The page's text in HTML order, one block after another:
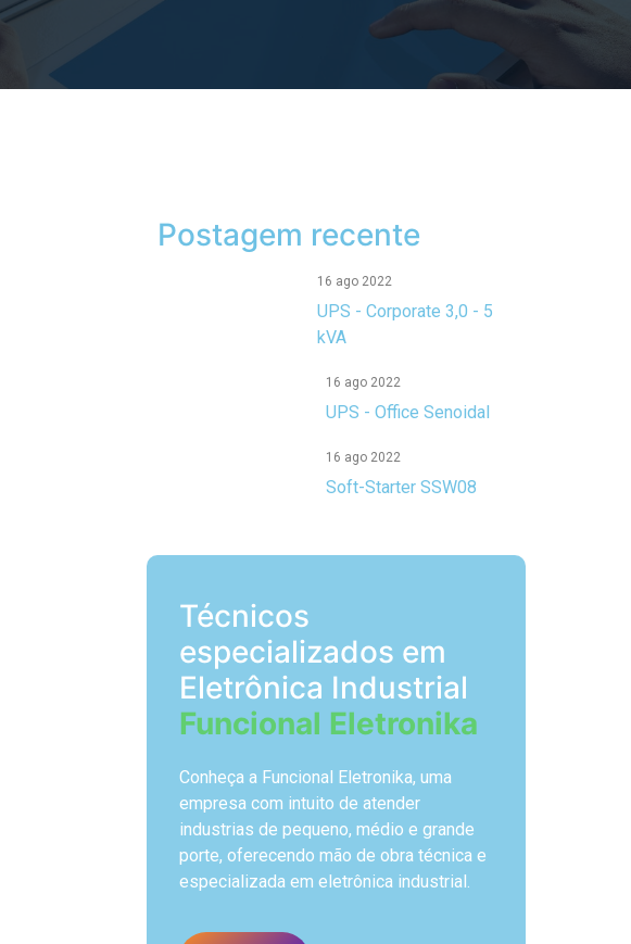
Postagem recente
16 ago 2022
UPS - Corporate 3,0 - 5
kVA
16 ago 2022
UPS - Office Senoidal
16 ago 2022
Soft-Starter SSW08
Técnicos
especializados em
Eletrônica Industrial
Funcional Eletronika
Conheça a Funcional Eletronika, uma
empresa com intuito de atender
industrias de pequeno, médio e grande
porte, oferecendo mão de obra técnica e
especializada em eletrônica industrial.